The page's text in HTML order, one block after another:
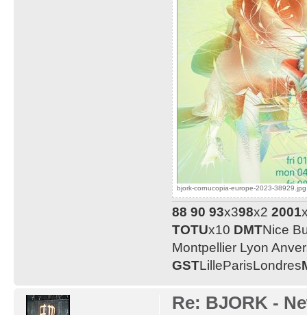
bjork-cornucopia-europe-2023-
88 90 93x398x2 2001
TOTUx10 DMTNice
Montpellier Lyon
GSTLilleParisLondres
Re: BJORK -